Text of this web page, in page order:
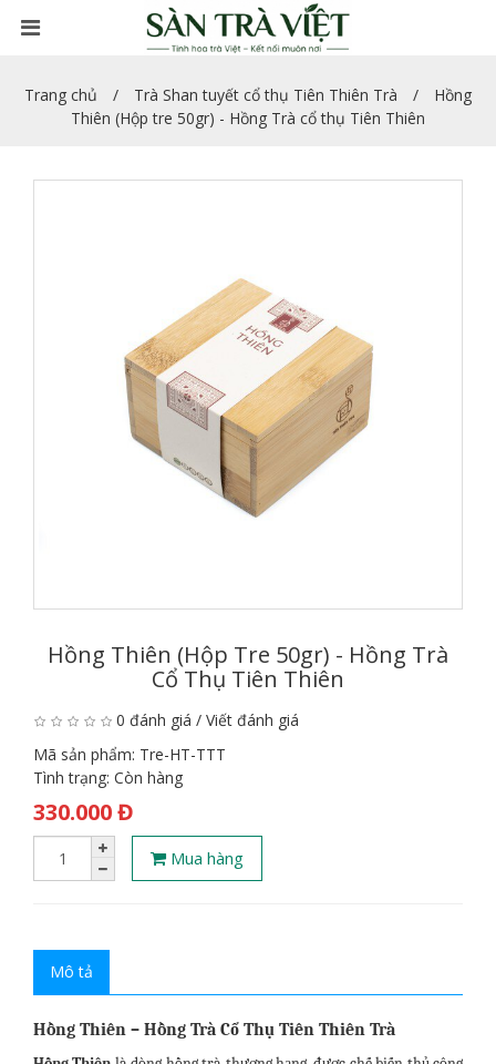
Trang chủ Trà Shan tuyết cổ thụ Tiên Thiên Trà
Hồng
Thiên (Hộp tre 50gr) - Hồng Trà cổ thụ Tiên Thiên
Hồng Thiên (Hộp Tre 50gr) - Hồng Trà
Cổ Thụ Tiên Thiên
0 đánh giá / Viết đánh giá
Mã sản phẩm: Tre-HT-TTT
Tình trạng: Còn hàng
330.000 Đ
Mua hàng
Mô tả
Hồng Thiên – Hồng Trà Cổ Thụ Tiên Thiên Trà